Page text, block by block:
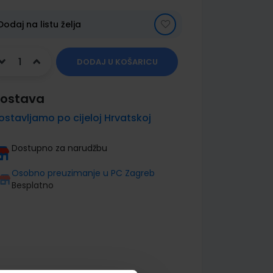
na listu želja
DODAJ U KOŠARICU
po cijeloj Hrvatskoj
Dostupno za narudžbu
Osobno preuzimanje u PC Zagreb
Besplatno